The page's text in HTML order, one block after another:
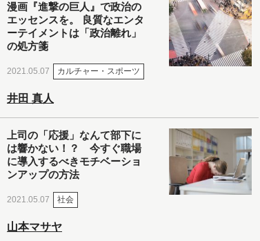
漫画『進撃の巨人』で政治の
エッセンスを。 良質なエンタ
ーテイメントは「政治離れ」
の処方箋
2021.05.07 カルチャー・スポーツ
井田 真人
上司の「応援」なんて部下に
は響かない！？ 今すぐ職場
に導入するべきモチベーショ
ンアップの方法
2021.05.07 社会
山本マサヤ